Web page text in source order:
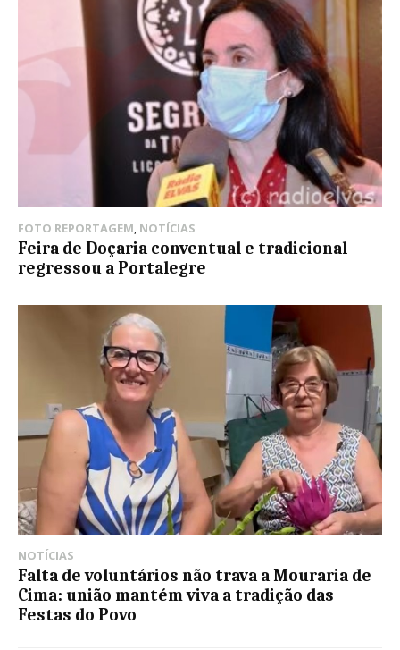
FOTO REPORTAGEM, NOTÍCIAS
Feira de Doçaria conventual e tradicional
regressou a Portalegre
NOTÍCIAS
Falta de voluntários não trava a Mouraria de
Cima: união mantém viva a tradição das
Festas do Povo